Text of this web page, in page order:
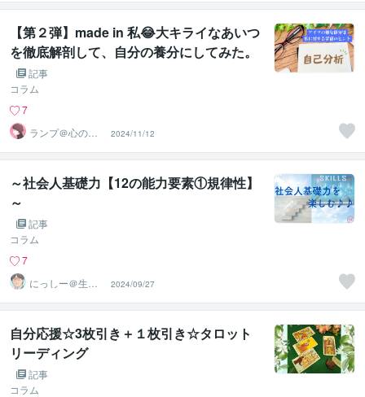
【第２弾】made in 私😂大キライなあいつ
を徹底解剖して、自分の養分にしてみた。
記事
コラム
7
ランプ＠心のお
悩み解決専門家
2024/11/12
～社会人基礎力【12の能力要素①規律性】
～
記事
コラム
7
にっしー＠生成A
I活用アドバイザ
ー
2024/09/27
自分応援☆3枚引き＋１枚引き☆タロット
リーディング
記事
コラム